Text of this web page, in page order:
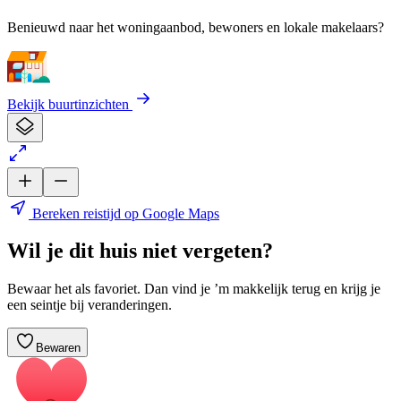
Benieuwd naar het woningaanbod, bewoners en lokale makelaars?
Bekijk buurtinzichten
Bereken reistijd op Google Maps
Wil je dit huis niet vergeten?
Bewaar het als favoriet. Dan vind je ’m makkelijk terug en krijg je
een seintje bij veranderingen.
Bewaren